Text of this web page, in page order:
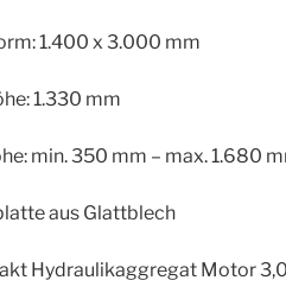
1.400 x 3.000 mm
1.330 mm
min. 350 mm – max. 1.680
aus Glattblech
Hydraulikaggregat Motor